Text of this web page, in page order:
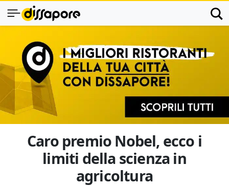
Caro premio Nobel, ecco i
limiti della scienza in
agricoltura